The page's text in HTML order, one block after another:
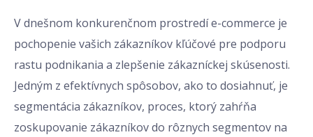
V dnešnom konkurenčnom prostredí e-commerce je
pochopenie vašich zákazníkov kľúčové pre podporu
rastu podnikania a zlepšenie zákazníckej skúsenosti.
Jedným z efektívnych spôsobov, ako to dosiahnuť, je
segmentácia zákazníkov, proces, ktorý zahŕňa
zoskupovanie zákazníkov do rôznych segmentov na